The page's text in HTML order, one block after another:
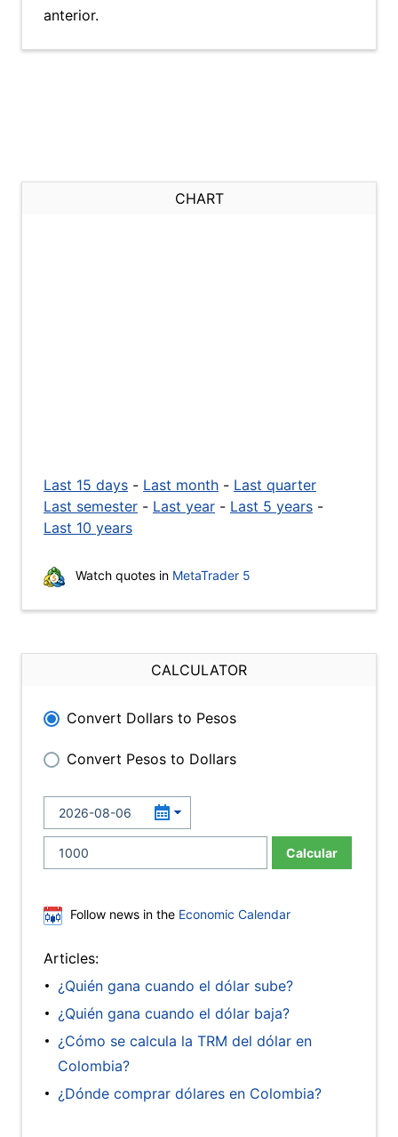
anterior.
CHART
Last 15 days - Last month - Last quarter
Last semester - Last year - Last 5 years -
Last 10 years
Watch quotes in MetaTrader 5
CALCULATOR
Convert Dollars to Pesos
Convert Pesos to Dollars
Calcular
Follow news in the Economic Calendar
Articles:
¿Quién gana cuando el dólar sube?
¿Quién gana cuando el dólar baja?
¿Cómo se calcula la TRM del dólar en
Colombia?
¿Dónde comprar dólares en Colombia?